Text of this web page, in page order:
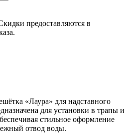
предоставляются в
«Лаура» для надставного
для установки в трапы и
стильное оформление
отвод воды.